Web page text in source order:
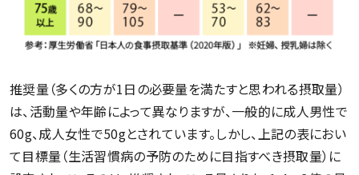
推奨量（多くの方が1日の必要量を満たすと思われる摂取量）
は、活動量や年齢によって異なりますが、一般的に成人男性で
60g、成人女性で50gとされています。しかし、上記の表におい
て目標量（生活習慣病の予防のために目指すべき摂取量）に